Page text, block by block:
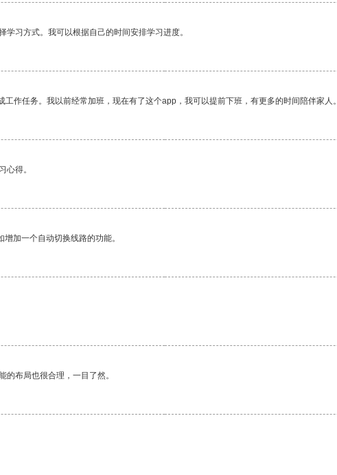
习方式。我可以根据自己的时间安排学习进度。
作任务。我以前经常加班，现在有了这个app，我可以提前下班，有更多的时间陪伴家人。
心得。
加一个自动切换线路的功能。
布局也很合理，一目了然。